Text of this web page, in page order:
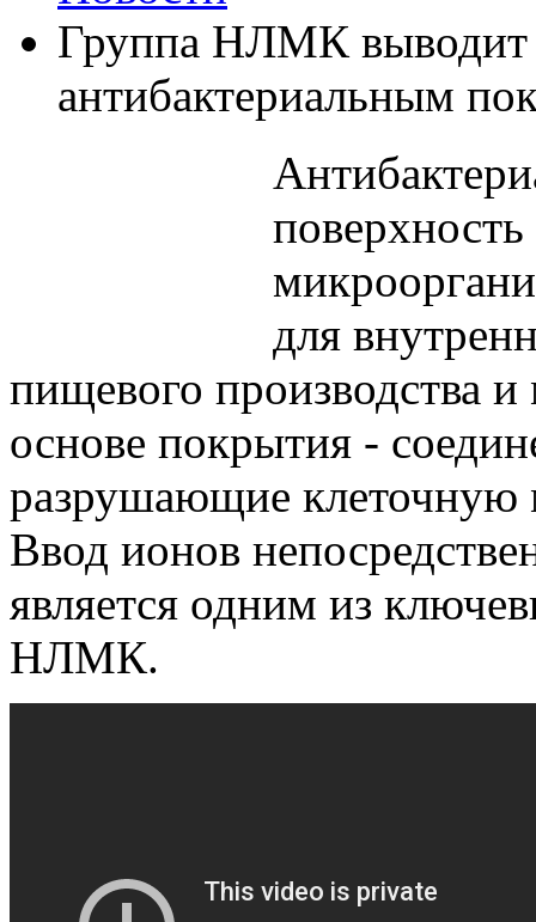
Группа НЛМК выводит
антибактериальным
для
пищевого производства
основе покрытия -
разрушающие клеточную
Ввод ионов
является одним из
НЛМК.